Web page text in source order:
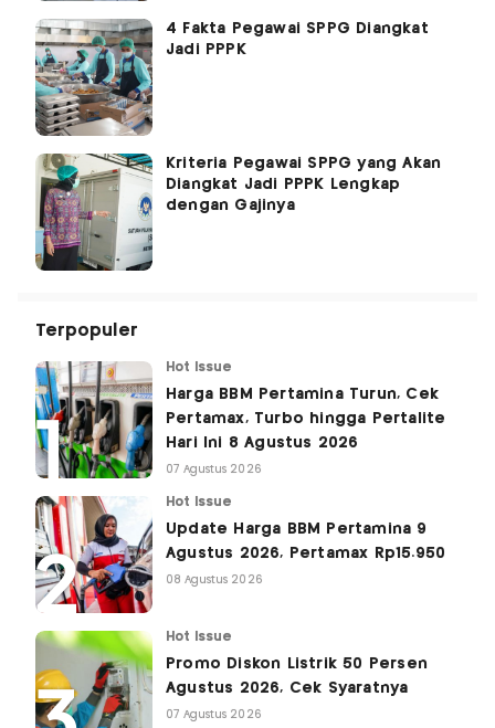
4 Fakta Pegawai SPPG Diangkat
Jadi PPPK
Kriteria Pegawai SPPG yang Akan
Diangkat Jadi PPPK Lengkap
dengan Gajinya
Terpopuler
Hot Issue
Harga BBM Pertamina Turun, Cek
Pertamax, Turbo hingga Pertalite
Hari Ini 8 Agustus 2026
07 Agustus 2026
Hot Issue
Update Harga BBM Pertamina 9
Agustus 2026, Pertamax Rp15.950
08 Agustus 2026
Hot Issue
Promo Diskon Listrik 50 Persen
Agustus 2026, Cek Syaratnya
07 Agustus 2026